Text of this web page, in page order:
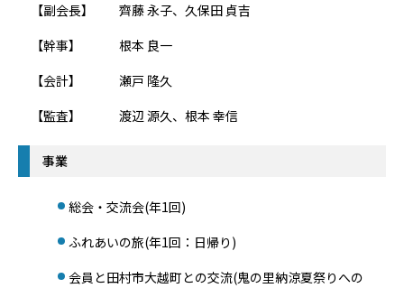
【副会長】 齊藤 永子、久保田 貞吉
【幹事】 根本 良一
【会計】 瀬戸 隆久
【監査】 渡辺 源久、根本 幸信
事業
総会・交流会(年1回)
ふれあいの旅(年1回：日帰り)
会員と田村市大越町との交流(鬼の里納涼夏祭りへの